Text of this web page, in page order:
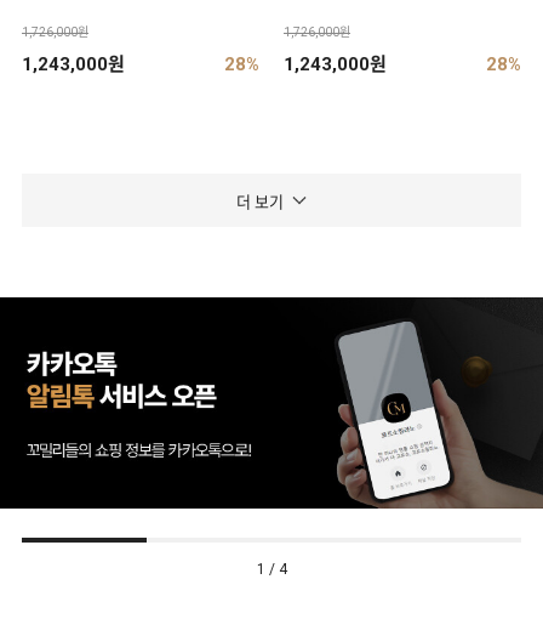
1,726,000원
1,243,000원 28%
1,726,000원
1,243,000원 28%
더 보기
2 / 4